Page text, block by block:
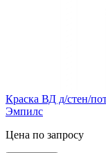
Краска ВД д/стен/
Эмпилс
Цена по запросу